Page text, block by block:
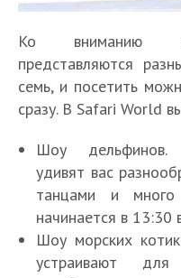
Ко вниманию
представляются
семь, и посетить
сразу. В Safari World
Шоу дельфинов.
удивят вас
танцами и
начинается в 13:30
Шоу морских
устраивают